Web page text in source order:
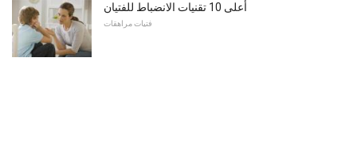
أعلى 10 تقنيات الانضباط للفتيان
فتيات مراهقات